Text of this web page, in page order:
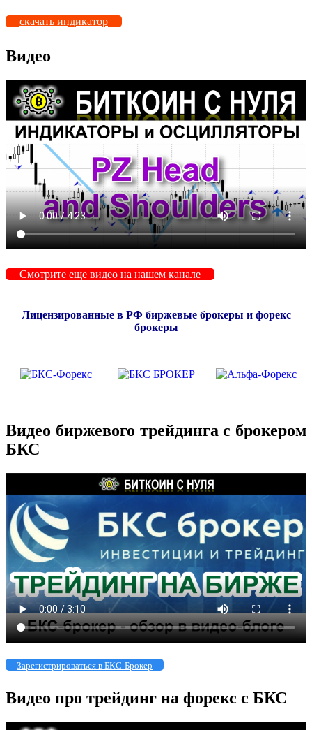
скачать индикатор
Видео
Смотрите еще видео на нашем канале
Лицензированные в РФ биржевые брокеры и форекс
брокеры
Видео биржевого трейдинга с брокером
БКС
Зарегистрироваться в БКС-Брокер
Видео про трейдинг на форекс с БКС